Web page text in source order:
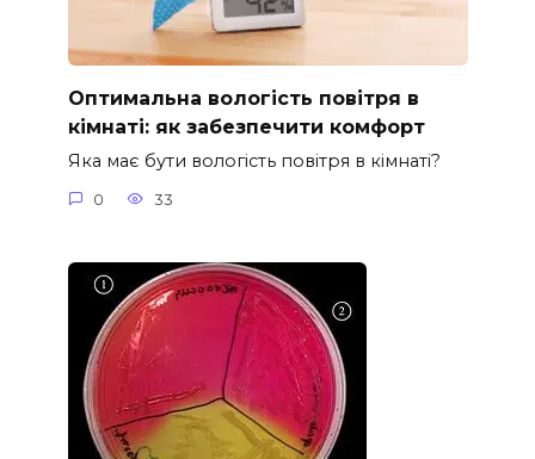
Оптимальна вологість повітря в
кімнаті: як забезпечити комфорт
Яка має бути вологість повітря в кімнаті?
0 33